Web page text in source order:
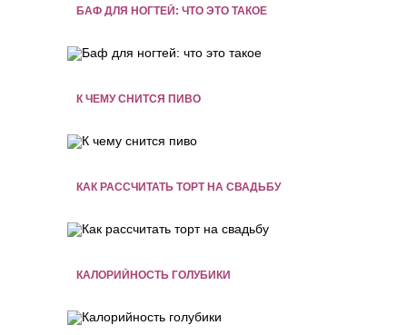
БАФ ДЛЯ НОГТЕЙ: ЧТО ЭТО ТАКОЕ
К ЧЕМУ СНИТСЯ ПИВО
КАК РАССЧИТАТЬ ТОРТ НА СВАДЬБУ
КАЛОРИЙНОСТЬ ГОЛУБИКИ